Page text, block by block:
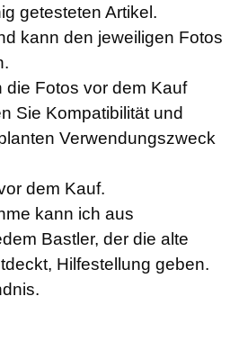
getesteten Artikel.
kann den jeweiligen Fotos
die Fotos vor dem Kauf
Sie Kompatibilität und
Verwendungszweck
dem Kauf.
kann ich aus
Bastler, der die alte
Hilfestellung geben.